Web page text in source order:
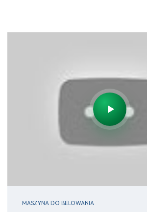
MASZYNA DO BELOWANIA